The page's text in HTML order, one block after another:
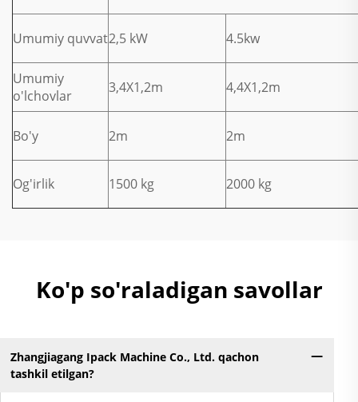
Umumiy quvvat2,5 kW 4.5kw
Umumiy
o'lchovlar
3,4X1,2m 4,4X1,2m
Bo'y 2m 2m
Og'irlik 1500 kg 2000 kg
Ko'p so'raladigan savollar
Zhangjiagang Ipack Machine Co., Ltd. qachon
tashkil etilgan?